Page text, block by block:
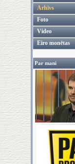
Arhīvs
Foto
Video
Eiro monētas
Par mani